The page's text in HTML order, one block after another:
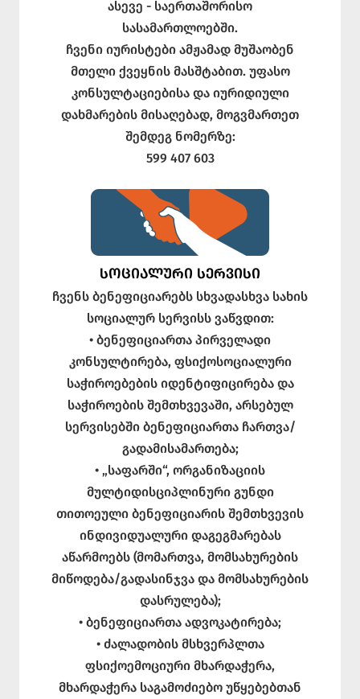
ასევე - საერთაშორისო
სასამართლოებში.
ჩვენი იურისტები ამჟამად მუშაობენ
მთელი ქვეყნის მასშტაბით. უფასო
კონსულტაციებისა და იურიდიული
დახმარების მისაღებად, მოგვმართეთ
შემდეგ ნომერზე:
599 407 603
ᲡᲝᲪᲘᲐᲚᲣᲠᲘ ᲡᲔᲠᲕᲘᲡᲘ
ჩვენს ბენეფიციარებს სხვადასხვა სახის
სოციალურ სერვისს ვაწვდით:
• ბენეფიციართა პირველადი
კონსულტირება, ფსიქოსოციალური
საჭიროებების იდენტიფიცირება და
საჭიროების შემთხვევაში, არსებულ
სერვისებში ბენეფიციართა ჩართვა/
გადამისამართება;
• „საფარში“, ორგანიზაციის
მულტიდისციპლინური გუნდი
თითოეული ბენეფიციარის შემთხვევის
ინდივიდუალური დაგეგმარებას
აწარმოებს (მომართვა, მომსახურების
მიწოდება/გადასინჯვა და მომსახურების
დასრულება);
• ბენეფიციართა ადვოკატირება;
• ძალადობის მსხვერპლთა
ფსიქოემოციური მხარდაჭერა,
მხარდაჭერა საგამოძიებო უწყებებთან